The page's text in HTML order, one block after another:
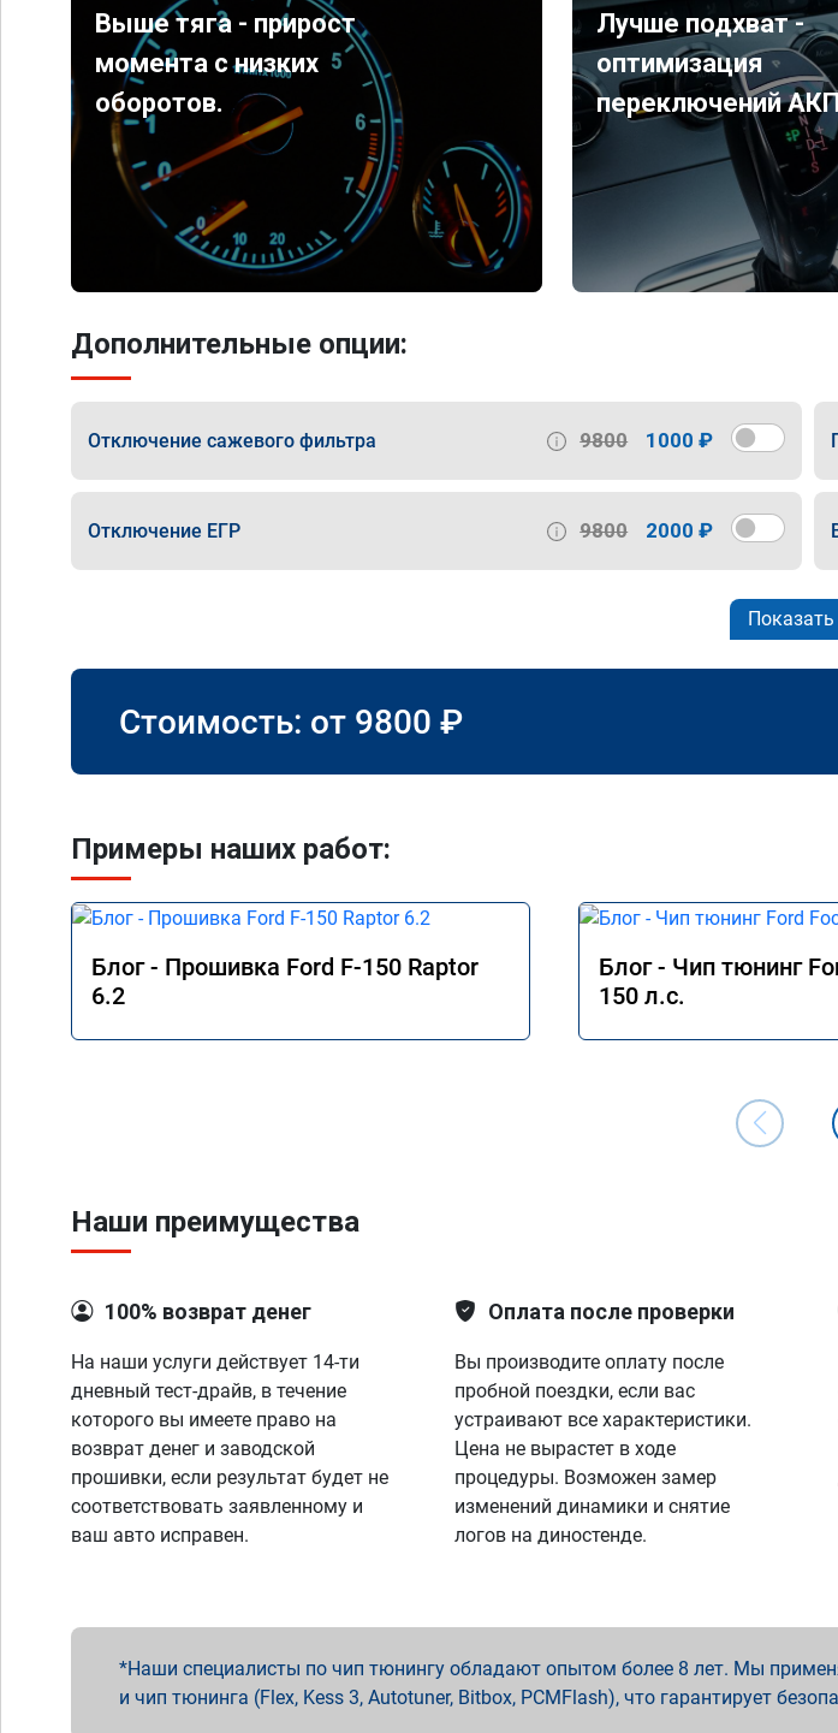
Выше тяга - прирост
момента с низких
оборотов.
Лучше подхват -
оптимизация
переключений
Дополнительные опции:
Отключение сажевого фильтра 9800 1000 ₽
Отключение ЕГР 9800 2000 ₽
Показать
Стоимость: от 9800 ₽
Примеры наших работ:
Блог - Прошивка Ford F-150 Raptor
6.2
Блог - Чип тюнинг
150 л.с.
Наши преимущества
100% возврат денег
На наши услуги действует 14-ти
дневный тест-драйв, в течение
которого вы имеете право на
возврат денег и заводской
прошивки, если результат будет не
соответствовать заявленному и
ваш авто исправен.
Оплата после проверки
Вы производите оплату после
пробной поездки, если вас
устраивают все характеристики.
Цена не вырастет в ходе
процедуры. Возможен замер
изменений динамики и снятие
логов на диностенде.
Наши специалисты по чип тюнингу обладают опытом более 8 лет. Мы
и чип тюнинга (Flex, Kess 3, Autotuner, Bitbox, PCMFlash), что гарантирует